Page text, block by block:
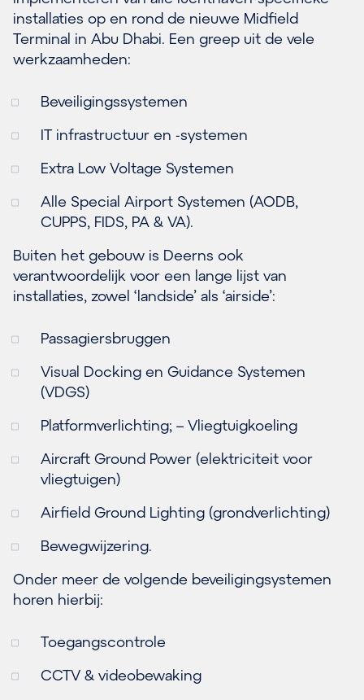
installaties op en rond de nieuwe Midfield
Terminal in Abu Dhabi. Een greep uit de vele
werkzaamheden:
Beveiligingssystemen
IT infrastructuur en -systemen
Extra Low Voltage Systemen
Alle Special Airport Systemen (AODB,
CUPPS, FIDS, PA & VA).
Buiten het gebouw is Deerns ook
verantwoordelijk voor een lange lijst van
installaties, zowel ‘landside’ als ‘airside’:
Passagiersbruggen
Visual Docking en Guidance Systemen
(VDGS)
Platformverlichting; – Vliegtuigkoeling
Aircraft Ground Power (elektriciteit voor
vliegtuigen)
Airfield Ground Lighting (grondverlichting)
Bewegwijzering.
Onder meer de volgende beveiligingsystemen
horen hierbij:
Toegangscontrole
CCTV & videobewaking